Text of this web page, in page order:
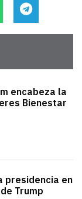
encabeza la
Bienestar
presidencia en
Trump